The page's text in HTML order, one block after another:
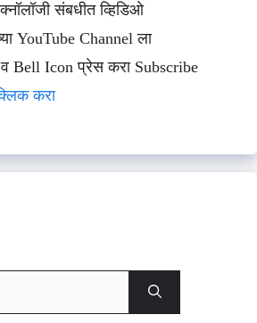
संबधीत व्हिडिओ
YouTube Channel ला
Bell Icon प्रेस करा Subscribe
करा